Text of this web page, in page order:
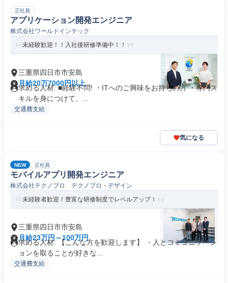
正社員
アプリケーション開発エンジニア
株式会社ワールドインテック
未経験歓迎！！入社後研修準備中！！
三重県四日市市安島
月給20万7000円以上
求める人材: ■経験不問! ・ITへのご興味をお持ちの方 ・専門ス
キルを身につけて、...
交通費支給
気になる
NEW 正社員
モバイルアプリ開発エンジニア
株式会社テクノプロ テクノプロ・デザイン
未経験者歓迎！豊富な研修制度でレベルアップ！
三重県四日市市安島
月給23万円～100万円
求める人材: 【こんな方を歓迎します】 ・人とコミュニケーシ
ョンを取ることが好きな...
交通費支給